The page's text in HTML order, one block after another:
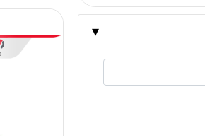
رد